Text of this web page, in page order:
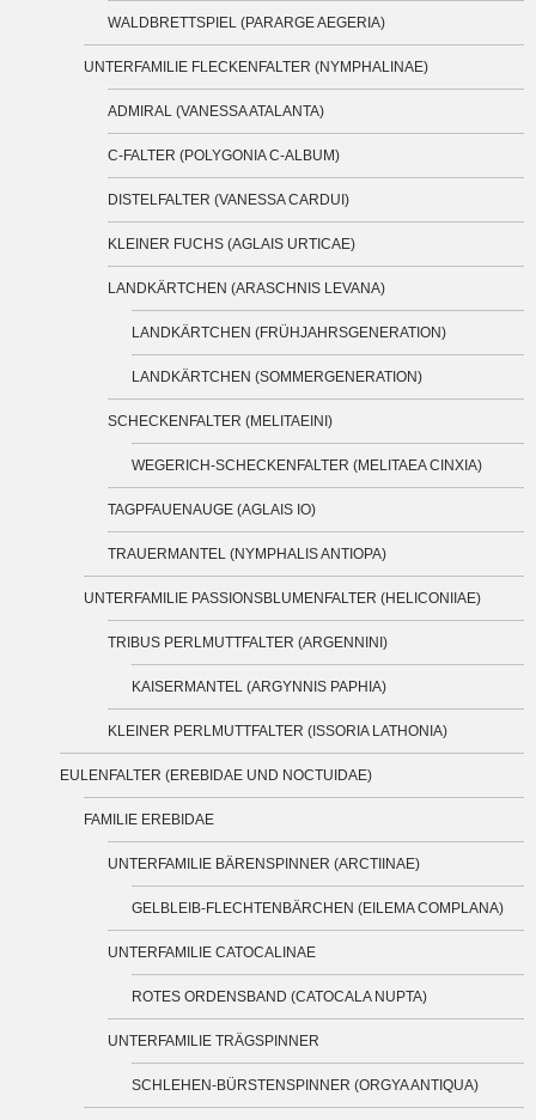
WALDBRETTSPIEL (PARARGE AEGERIA)
UNTERFAMILIE FLECKENFALTER (NYMPHALINAE)
ADMIRAL (VANESSA ATALANTA)
C-FALTER (POLYGONIA C-ALBUM)
DISTELFALTER (VANESSA CARDUI)
KLEINER FUCHS (AGLAIS URTICAE)
LANDKÄRTCHEN (ARASCHNIS LEVANA)
LANDKÄRTCHEN (FRÜHJAHRSGENERATION)
LANDKÄRTCHEN (SOMMERGENERATION)
SCHECKENFALTER (MELITAEINI)
WEGERICH-SCHECKENFALTER (MELITAEA CINXIA)
TAGPFAUENAUGE (AGLAIS IO)
TRAUERMANTEL (NYMPHALIS ANTIOPA)
UNTERFAMILIE PASSIONSBLUMENFALTER (HELICONIIAE)
TRIBUS PERLMUTTFALTER (ARGENNINI)
KAISERMANTEL (ARGYNNIS PAPHIA)
KLEINER PERLMUTTFALTER (ISSORIA LATHONIA)
EULENFALTER (EREBIDAE UND NOCTUIDAE)
FAMILIE EREBIDAE
UNTERFAMILIE BÄRENSPINNER (ARCTIINAE)
GELBLEIB-FLECHTENBÄRCHEN (EILEMA COMPLANA)
UNTERFAMILIE CATOCALINAE
ROTES ORDENSBAND (CATOCALA NUPTA)
UNTERFAMILIE TRÄGSPINNER
SCHLEHEN-BÜRSTENSPINNER (ORGYA ANTIQUA)